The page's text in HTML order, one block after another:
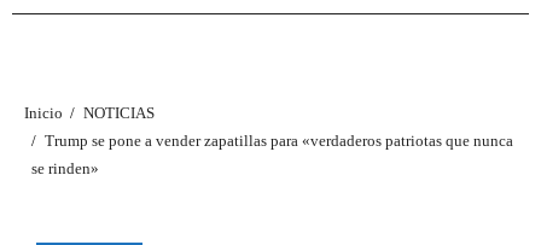
Inicio
NOTICIAS
Trump se pone a vender zapatillas para «verdaderos patriotas que nunca
se rinden»